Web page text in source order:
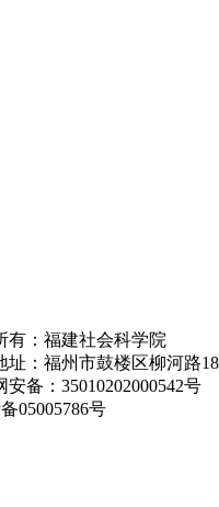
有：福建社会科学院
址：福州市鼓楼区柳河路
安备：35010202000542号
05005786号